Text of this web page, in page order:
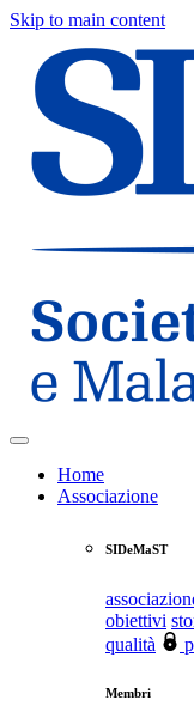
Skip to main content
Home
Associazione
SIDeMaST
obiettivi
qualità
Membri